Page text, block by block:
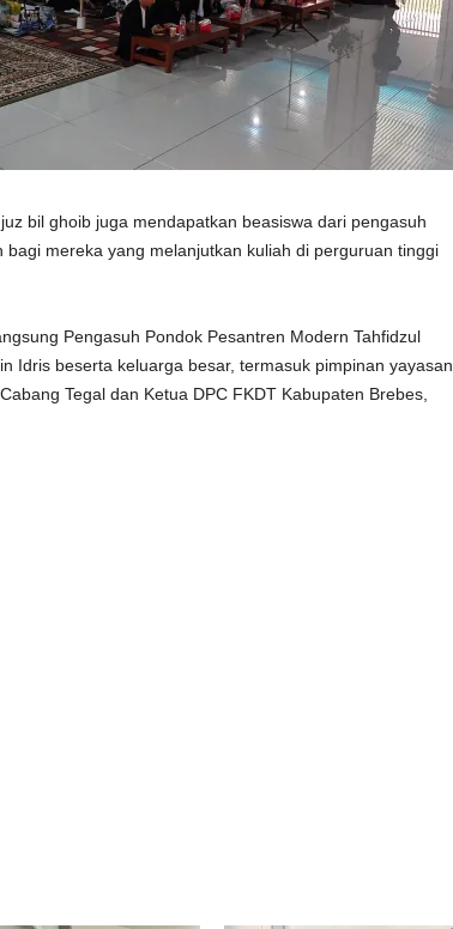
bil ghoib juga mendapatkan beasiswa dari pengasuh
mereka yang melanjutkan kuliah di perguruan tinggi
Pengasuh Pondok Pesantren Modern Tahfidzul
Idris beserta keluarga besar, termasuk pimpinan yayasan
Tegal dan Ketua DPC FKDT Kabupaten Brebes,